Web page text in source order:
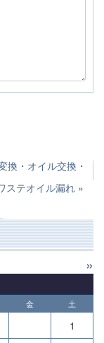
換・オイル交換・
ステオイル漏れ »
»
金 土
1